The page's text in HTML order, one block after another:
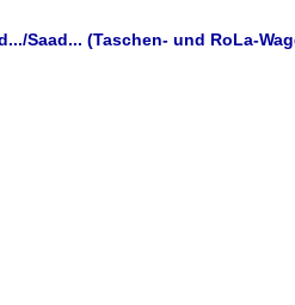
Saad... (Taschen- und RoLa-